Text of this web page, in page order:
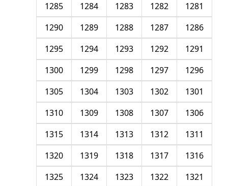
1281
1282
1283
1284
1285
1286
1287
1288
1289
1290
1291
1292
1293
1294
1295
1296
1297
1298
1299
1300
1301
1302
1303
1304
1305
1306
1307
1308
1309
1310
1311
1312
1313
1314
1315
1316
1317
1318
1319
1320
1321
1322
1323
1324
1325